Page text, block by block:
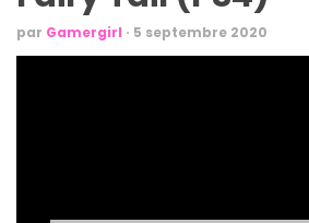
par Gamergirl · 5 septembre 2020